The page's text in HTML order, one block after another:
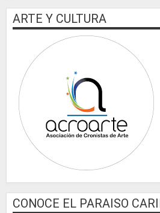
ARTE Y CULTURA
CONOCE EL PARAISO